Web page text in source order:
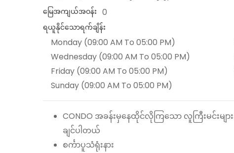
မြေအကျယ်အဝန်း 0
ရယူနိုင်သောရက်ချိန်း
Monday (09:00 AM To 05:00 PM)
Wednesday (09:00 AM To 05:00 PM)
Friday (09:00 AM To 05:00 PM)
Sunday (09:00 AM To 05:00 PM)
CONDO အခန်းမှနေထိုင်လိုကြသော လူကြီးမင်းမ
ချင်ပါတယ်
စင်္ကာပူသံရုံးနား